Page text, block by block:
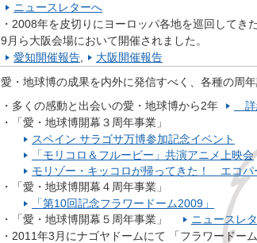
ニュースレターへ
・2008年を皮切りにヨーロッパ各地を巡回して
9月ら大阪会場において開催されました。
愛知開催報告
大阪開催報告
愛・地球博の成果を内外に発信すべく、各種の周
・多くの感動と出会いの愛・地球博から2年
詳
・「愛・地球博開幕３周年事業」
スペイン サラゴサ万博参加記念イベント
「モリコロ＆フルービー」共演アニメ上映会
モリゾー・キッコロが帰ってきた！ エコパ
・「愛・地球博開幕４周年事業」
「第10回記念フラワードーム2009」
・「愛・地球博開幕５周年事業」
ニュースレ
・2011年3月にナゴヤドームにて 「フラワード